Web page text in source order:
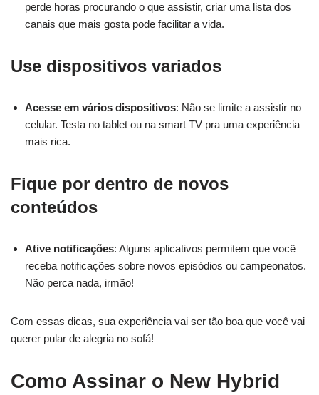
perde horas procurando o que assistir, criar uma lista dos
canais que mais gosta pode facilitar a vida.
Use dispositivos variados
Acesse em vários dispositivos: Não se limite a assistir no
celular. Testa no tablet ou na smart TV pra uma experiência
mais rica.
Fique por dentro de novos
conteúdos
Ative notificações: Alguns aplicativos permitem que você
receba notificações sobre novos episódios ou campeonatos.
Não perca nada, irmão!
Com essas dicas, sua experiência vai ser tão boa que você vai
querer pular de alegria no sofá!
Como Assinar o New Hybrid